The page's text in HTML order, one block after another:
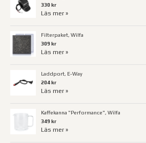
330 kr
Läs mer »
Filterpaket, Wilfa
309 kr
Läs mer »
Laddport, E-Way
204 kr
Läs mer »
Kaffekanna "Performance", Wilfa
349 kr
Läs mer »